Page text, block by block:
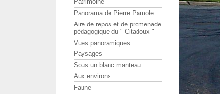
Patrimoine
Panorama de Pierre Pamole
Aire de repos et de promenade
pédagogique du " Citadoux "
Vues panoramiques
Paysages
Sous un blanc manteau
Aux environs
Faune